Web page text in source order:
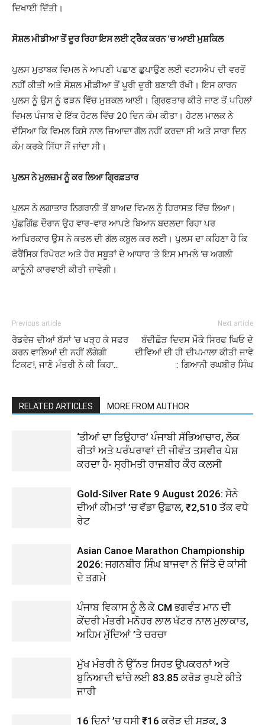
ਦਿਖਾਈ ਦਿੱਤੀ।
ਸੋਸ਼ਲ ਮੀਡੀਆ ਤੋਂ ਦੂਰ ਰਿਹਾ ਇਸ ਲਈ ਟ੍ਰੈਕ ਕਰਨ ‘ਚ ਆਈ ਮੁਸ਼ਕਿਲ
ਪੁਲਸ ਮੁਤਾਬਕ ਵਿਮਲ ਨੇ ਆਪਣੀ ਪਛਾਣ ਛੁਪਾਉਣ ਲਈ ਵਟਸਐਪ ਦੀ ਵਰਤੋਂ
ਨਹੀਂ ਕੀਤੀ ਅਤੇ ਸੋਸ਼ਲ ਮੀਡੀਆ ਤੋਂ ਪੂਰੀ ਦੂਰੀ ਬਣਾਈ ਰੱਖੀ। ਇਸ ਕਾਰਨ
ਪੁਲਸ ਨੂੰ ਉਸ ਨੂੰ ਫੜਨ ਵਿੱਚ ਮੁਸ਼ਕਲ ਆਈ। ਗ੍ਰਿਫਤਾਰ ਕੀਤੇ ਜਾਣ ਤੋਂ ਪਹਿਲਾਂ
ਵਿਮਲ ਪੰਜਾਬ ਦੇ ਇੱਕ ਹੋਟਲ ਵਿੱਚ 20 ਦਿਨ ਕੰਮ ਕੀਤਾ। ਹੋਟਲ ਮਾਲਕ ਨੇ
ਦੱਸਿਆ ਕਿ ਵਿਮਲ ਕਿਸੇ ਨਾਲ ਜ਼ਿਆਦਾ ਗੱਲ ਨਹੀਂ ਕਰਦਾ ਸੀ ਅਤੇ ਸਾਰਾ ਦਿਨ
ਕੰਮ ਕਰਕੇ ਸਿੱਧਾ ਸੌਂ ਜਾਂਦਾ ਸੀ।
ਪੁਲਸ ਨੇ ਮੁਲਜ਼ਮ ਨੂੰ ਕਰ ਲਿਆ ਗ੍ਰਿਫ਼ਤਾਰ
ਪੁਲਸ ਨੇ ਲਗਾਤਾਰ ਨਿਗਰਾਨੀ ਤੋਂ ਬਾਅਦ ਵਿਮਲ ਨੂੰ ਹਿਰਾਸਤ ਵਿੱਚ ਲਿਆ।
ਪੁੱਛਗਿੱਛ ਦੌਰਾਨ ਉਹ ਵਾਰ-ਵਾਰ ਆਪਣੇ ਬਿਆਨ ਬਦਲਦਾ ਰਿਹਾ ਪਰ
ਆਖਿਰਕਾਰ ਉਸ ਨੇ ਕਤਲ ਦੀ ਗੱਲ ਕਬੂਲ ਕਰ ਲਈ। ਪੁਲਸ ਦਾ ਕਹਿਣਾ ਹੈ ਕਿ
ਫੋਰੈਂਸਿਕ ਰਿਪੋਰਟ ਅਤੇ ਹੋਰ ਸਬੂਤਾਂ ਦੇ ਆਧਾਰ ‘ਤੇ ਇਸ ਮਾਮਲੇ ‘ਚ ਅਗਲੀ
ਕਾਨੂੰਨੀ ਕਾਰਵਾਈ ਕੀਤੀ ਜਾਵੇਗੀ।
Previous article
ਰੋਡਵੇਜ਼ ਦੀਆਂ ਬੱਸਾਂ ‘ਚ ਖੜ੍ਹ ਕੇ ਸਫਰ
ਕਰਨ ਵਾਲਿਆਂ ਦੀ ਨਹੀਂ ਲੱਗੇਗੀ
ਟਿਕਟ!, ਜਾਣੋ ਮੰਤਰੀ ਨੇ ਕੀ ਕਿਹਾ…
Next article
ਬੰਦੀਛੋੜ ਦਿਵਸ ਮੌਕੇ ਸਿਰਫ ਘਿਓ ਦੇ
ਦੀਵਿਆਂ ਦੀ ਹੀ ਦੀਪਮਾਲਾ ਕੀਤੀ ਜਾਵੇ
: ਗਿਆਨੀ ਰਘਬੀਰ ਸਿੰਘ
RELATED ARTICLES MORE FROM AUTHOR
‘ਤੀਆਂ ਦਾ ਤਿਉਹਾਰ’ ਪੰਜਾਬੀ ਸੱਭਿਆਚਾਰ, ਲੋਕ
ਰੀਤਾਂ ਅਤੇ ਪਰੰਪਰਾਵਾਂ ਦੀ ਜੀਵੰਤ ਤਸਵੀਰ ਪੇਸ਼
ਕਰਦਾ ਹੈ- ਸ੍ਰੀਮਤੀ ਰਾਜਬੀਰ ਕੌਰ ਕਲਸੀ
Gold-Silver Rate 9 August 2026: ਸੋਨੇ
ਦੀਆਂ ਕੀਮਤਾਂ ’ਚ ਵੱਡਾ ਉਛਾਲ, ₹2,510 ਤੱਕ ਵਧੇ
ਰੇਟ
Asian Canoe Marathon Championship
2026: ਜਗਨਬੀਰ ਸਿੰਘ ਬਾਜਵਾ ਨੇ ਜਿੱਤੇ ਦੋ ਕਾਂਸੀ
ਦੇ ਤਗਮੇ
ਪੰਜਾਬ ਵਿਕਾਸ ਨੂੰ ਲੈ ਕੇ CM ਭਗਵੰਤ ਮਾਨ ਦੀ
ਕੇਂਦਰੀ ਮੰਤਰੀ ਮਨੋਹਰ ਲਾਲ ਖੱਟਰ ਨਾਲ ਮੁਲਾਕਾਤ,
ਅਹਿਮ ਮੁੱਦਿਆਂ ’ਤੇ ਚਰਚਾ
ਮੁੱਖ ਮੰਤਰੀ ਨੇ ਉੱਨਤ ਸਿਹਤ ਉਪਕਰਨਾਂ ਅਤੇ
ਬੁਨਿਆਦੀ ਢਾਂਚੇ ਲਈ 83.85 ਕਰੋੜ ਰੁਪਏ ਕੀਤੇ
ਜਾਰੀ
16 ਦਿਨਾਂ ’ਚ ਧਸੀ ₹16 ਕਰੋੜ ਦੀ ਸੜਕ, 3